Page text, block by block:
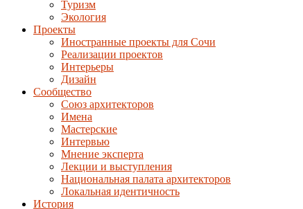
Туризм
Экология
Проекты
Иностранные проекты для Сочи
Реализации проектов
Интерьеры
Дизайн
Сообщество
Союз архитекторов
Имена
Мастерские
Интервью
Мнение эксперта
Лекции и выступления
Национальная палата архитекторов
Локальная идентичность
История